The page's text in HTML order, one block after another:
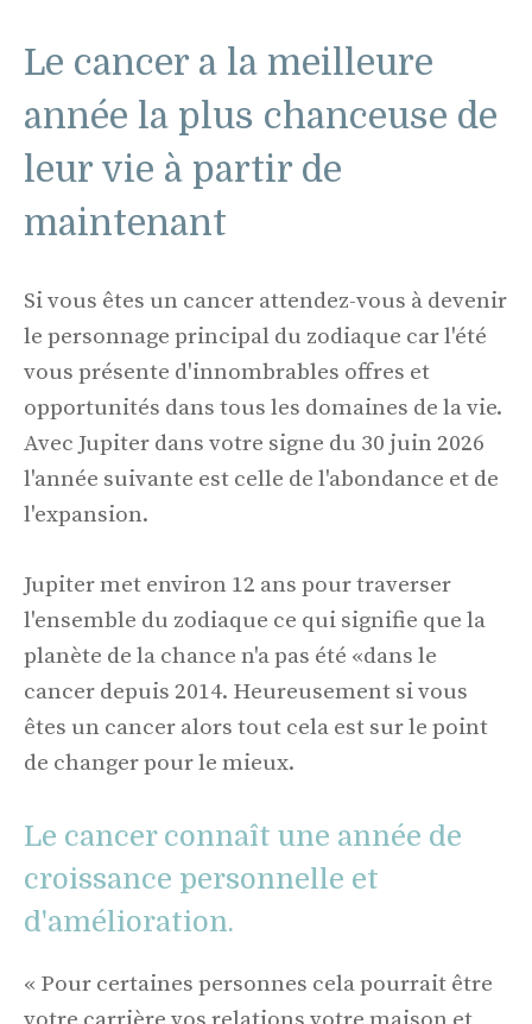
Le cancer a la meilleure
année la plus chanceuse de
leur vie à partir de
maintenant
Si vous êtes un cancer attendez-vous à devenir
le personnage principal du zodiaque car l'été
vous présente d'innombrables offres et
opportunités dans tous les domaines de la vie.
Avec Jupiter dans votre signe du 30 juin 2026
l'année suivante est celle de l'abondance et de
l'expansion.
Jupiter met environ 12 ans pour traverser
l'ensemble du zodiaque ce qui signifie que la
planète de la chance n'a pas été «dans le
cancer depuis 2014. Heureusement si vous
êtes un cancer alors tout cela est sur le point
de changer pour le mieux.
Le cancer connaît une année de
croissance personnelle et
d'amélioration.
« Pour certaines personnes cela pourrait être